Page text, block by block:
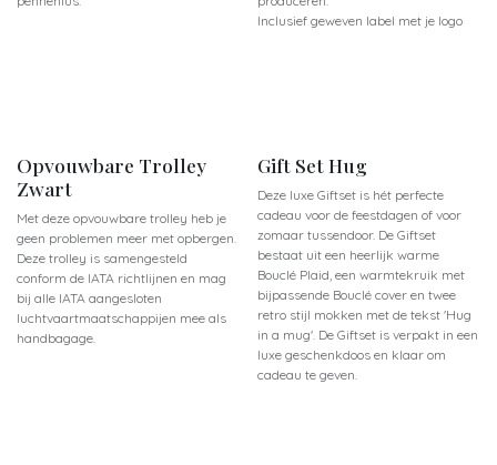
Inclusief geweven label met je logo
Ribbon Name
Opvouwbare Trolley
Zwart
Met deze opvouwbare trolley heb je
geen problemen meer met opbergen.
Deze trolley is samengesteld
conform de IATA richtlijnen en mag
bij alle IATA aangesloten
luchtvaartmaatschappijen mee als
handbagage.
Gift Set Hug
Deze luxe Giftset is hét perfecte
cadeau voor de feestdagen of voor
zomaar tussendoor. De Giftset
bestaat uit een heerlijk warme
Bouclé Plaid, een warmtekruik met
bijpassende Bouclé cover en twee
retro stijl mokken met de tekst 'Hug
in a mug'. De Giftset is verpakt in een
luxe geschenkdoos en klaar om
cadeau te geven.